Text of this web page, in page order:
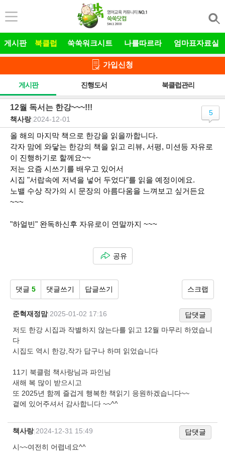
게시판 북클럽 쑥쑥워크시트 나를따르라 엄마표자료실
가입신청
게시판 진행도서 북클럽관리
12월 독서는 한강~~~!!!
책사랑| 2024-12-01
5
올 해의 마지막 책으로 한강을 읽을까합니다.
각자 맘에 와닿는 한강의 책을 읽고 리뷰, 서평, 미션등 자유로
이 진행하기로 할께요~~
저는 요즘 시쓰기를 배우고 있어서
시집 "서랍속에 저녁을 넣어 두었다"를 읽을 예정이에요.
노밸 수상 작가의 시 문장의 아름다움을 느껴보고 싶거든요
~~~
"하얼빈" 완독하신후 자유로이 연말까지 ~~~
공유
댓글 5 댓글쓰기 답글쓰기 스크랩
준혁재정맘| 2025-01-02 17:16
답댓글
저도 한강 시집과 작별하지 않는다를 읽고 12월 마무리 하였습니
다
시집도 역시 한강,작가 답구나 하며 읽었습니다
11기 북클럼 책사랑님과 파인님
새해 복 많이 받으시고
또 2025년 함께 즐겁게 행복한 책읽기 응원하겠습니다~~
곁에 있어주셔서 감사합니다 ~~^^
책사랑| 2024-12-31 15:49
답댓글
시~~여전히 어렵네요^^